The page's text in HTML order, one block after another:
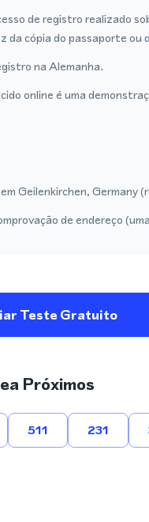
de registro realizado
da cópia do passaporte
na Alemanha.
online é uma
Geilenkirchen, Germany
de endereço
Teste Gratuito
Próximos
511 231